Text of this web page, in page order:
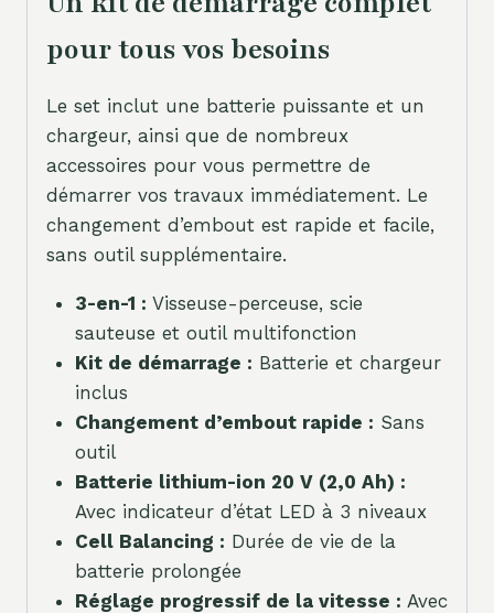
pour tous vos besoins
Le set inclut une batterie puissante et un
chargeur, ainsi que de nombreux
accessoires pour vous permettre de
démarrer vos travaux immédiatement. Le
changement d’embout est rapide et facile,
sans outil supplémentaire.
3-en-1 : Visseuse-perceuse, scie
sauteuse et outil multifonction
Kit de démarrage : Batterie et chargeur
inclus
Changement d’embout rapide : Sans
outil
Batterie lithium-ion 20 V (2,0 Ah) :
Avec indicateur d’état LED à 3 niveaux
Cell Balancing : Durée de vie de la
batterie prolongée
Réglage progressif de la vitesse : Avec